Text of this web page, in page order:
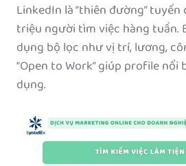
LinkedIn là “thiên đường”
triệu người tìm việc hàng tuần.
dụng bộ lọc như vị trí, lương,
“Open to Work” giúp profile
dụng.